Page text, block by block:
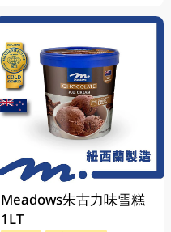
Meadows朱古力味雪糕
1LT